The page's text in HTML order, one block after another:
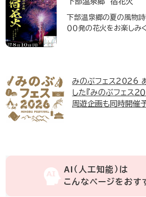
下部温泉郷の夏の風物詩
００発の花火をお楽しみ
みのぶフェス2026
した『みのぶフェス２
周遊企画も同時開催
AI（人工知能）は
こんなページをおす